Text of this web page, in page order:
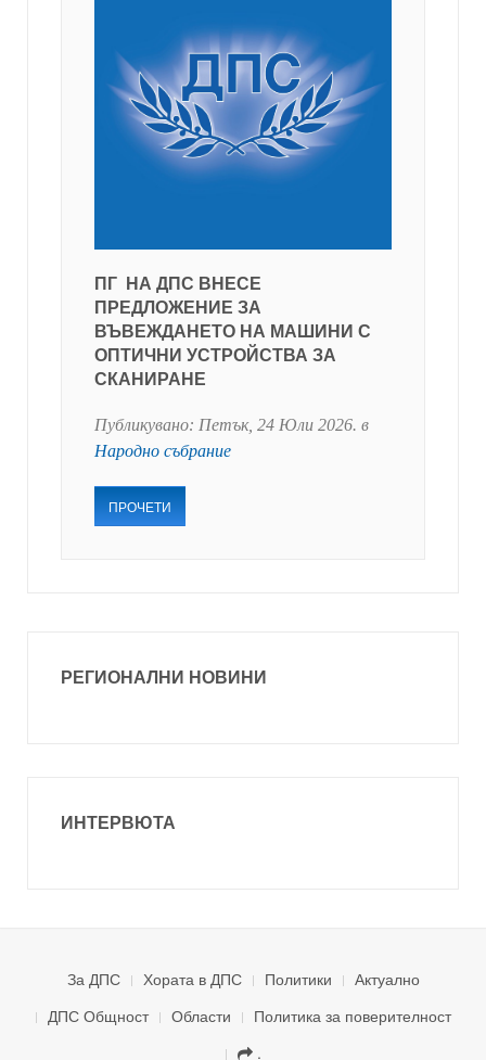
ПГ НА ДПС ВНЕСЕ
ПРЕДЛОЖЕНИЕ ЗА
ВЪВЕЖДАНЕТО НА МАШИНИ С
ОПТИЧНИ УСТРОЙСТВА ЗА
СКАНИРАНЕ
Публикувано: Петък, 24 Юли 2026. в
Народно събрание
ПРОЧЕТИ
РЕГИОНАЛНИ НОВИНИ
ИНТЕРВЮТА
За ДПС Хората в ДПС Политики
Актуално
ДПС Общност
Области
Политика за поверителност
.